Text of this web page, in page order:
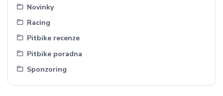
Novinky
Racing
Pitbike recenze
Pitbike poradna
Sponzoring